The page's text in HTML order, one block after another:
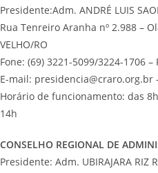
Presidente:Adm. ANDRÉ LUIS
Rua Tenreiro Aranha nº 2.988 –
VELHO/RO
Fone: (69) 3221-5099/3224-1706 –
E-mail: presidencia@craro.org.br
Horário de funcionamento: das
14h
CONSELHO REGIONAL DE
Presidente: Adm. UBIRAJARA RIZ